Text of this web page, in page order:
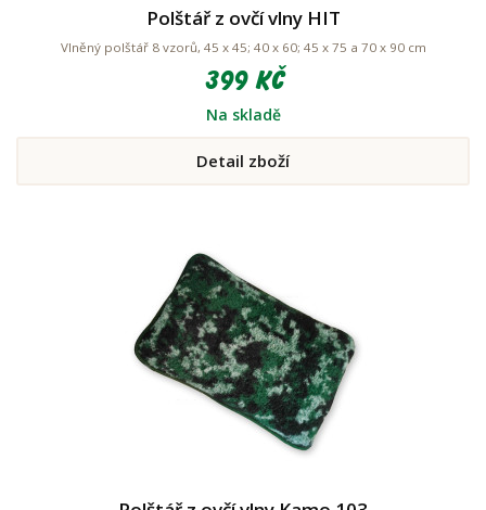
Polštář z ovčí vlny HIT
Vlněný polštář 8 vzorů, 45 x 45; 40 x 60; 45 x 75 a 70 x 90 cm
399 Kč
Na skladě
Detail zboží